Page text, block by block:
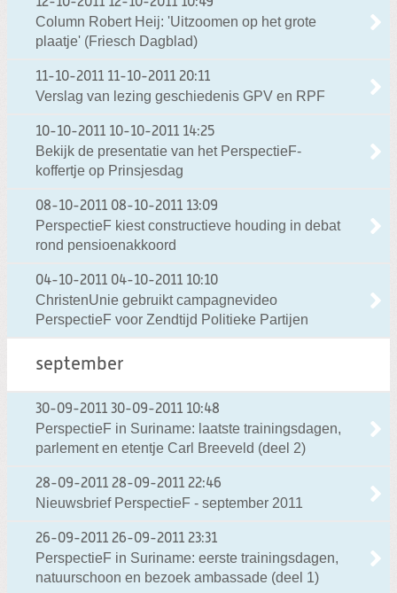
12-10-2011 12-10-2011 10:49
Column Robert Heij: 'Uitzoomen op het grote
plaatje' (Friesch Dagblad)
11-10-2011 11-10-2011 20:11
Verslag van lezing geschiedenis GPV en RPF
10-10-2011 10-10-2011 14:25
Bekijk de presentatie van het PerspectieF-
koffertje op Prinsjesdag
08-10-2011 08-10-2011 13:09
PerspectieF kiest constructieve houding in debat
rond pensioenakkoord
04-10-2011 04-10-2011 10:10
ChristenUnie gebruikt campagnevideo
PerspectieF voor Zendtijd Politieke Partijen
september
30-09-2011 30-09-2011 10:48
PerspectieF in Suriname: laatste trainingsdagen,
parlement en etentje Carl Breeveld (deel 2)
28-09-2011 28-09-2011 22:46
Nieuwsbrief PerspectieF - september 2011
26-09-2011 26-09-2011 23:31
PerspectieF in Suriname: eerste trainingsdagen,
natuurschoon en bezoek ambassade (deel 1)